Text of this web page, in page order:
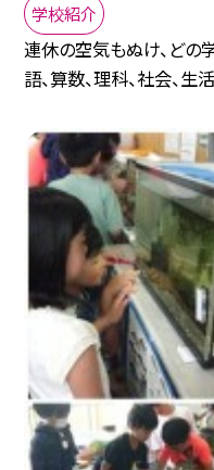
学校紹介
連休の空気もぬけ、どの
語、算数、理科、社会、生